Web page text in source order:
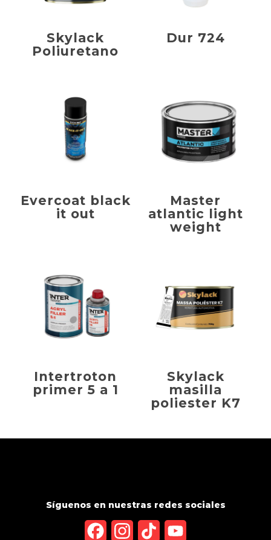
Skylack
Poliuretano
Dur 724
Evercoat black
it out
Master
atlantic light
weight
Intertroton
primer 5 a 1
Skylack
masilla
poliester K7
Síguenos en nuestras redes sociales
FacebookInstagram
TikTok